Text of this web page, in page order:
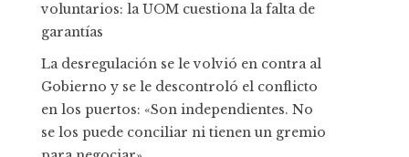
voluntarios: la UOM cuestiona la falta de
garantías
La desregulación se le volvió en contra al
Gobierno y se le descontroló el conflicto
en los puertos: «Son independientes. No
se los puede conciliar ni tienen un gremio